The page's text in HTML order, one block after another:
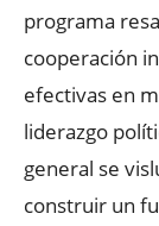
programa
cooperación
efectivas en
liderazgo
general se
construir un